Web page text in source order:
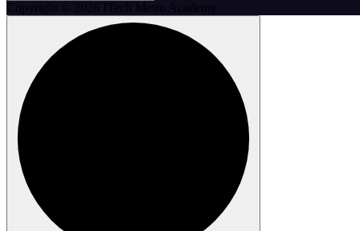
Copyright © 2026 ITech Metro Academy